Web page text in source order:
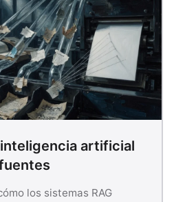
inteligencia artificial
los sistemas RAG